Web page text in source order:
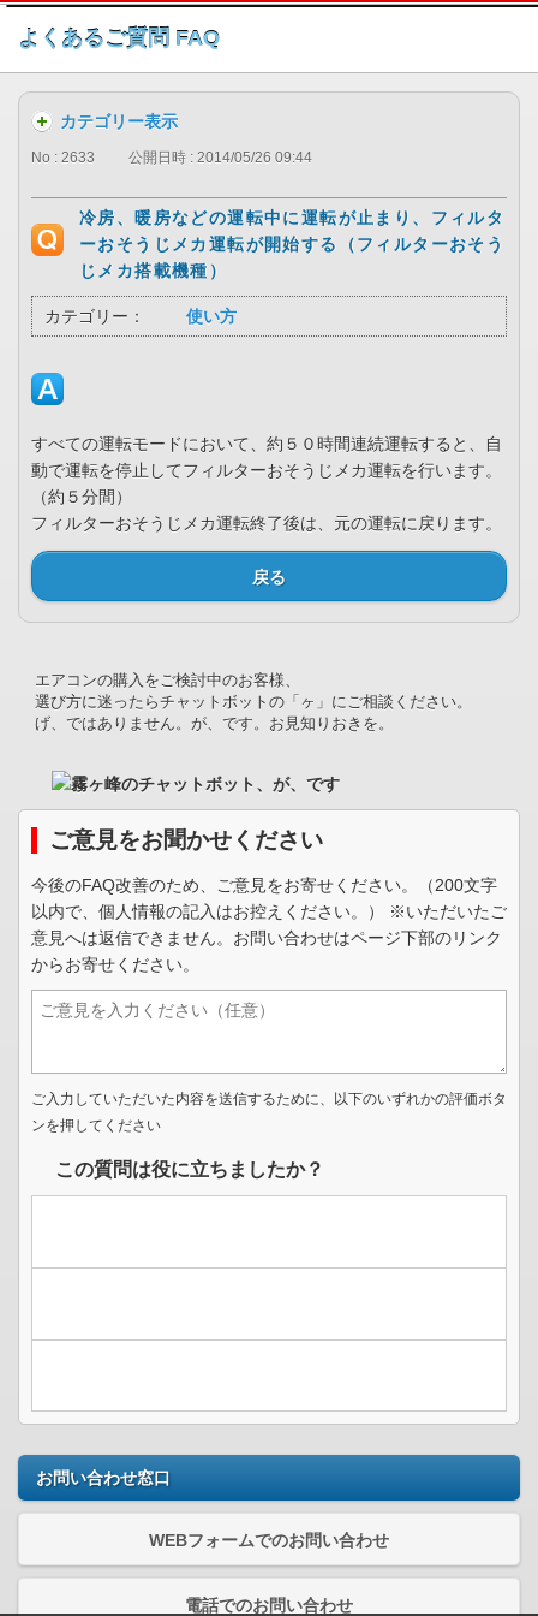
このページの本文へ
よくあるご質問 FAQ
カテゴリー表示
No : 2633 公開日時 : 2014/05/26 09:44
冷房、暖房などの運転中に運転が止まり、フィルタ
ーおそうじメカ運転が開始する（フィルターおそう
じメカ搭載機種）
カテゴリー： 使い方
すべての運転モードにおいて、約５０時間連続運転すると、自
動で運転を停止してフィルターおそうじメカ運転を行います。
（約５分間）
フィルターおそうじメカ運転終了後は、元の運転に戻ります。
戻る
エアコンの購入をご検討中のお客様、
選び方に迷ったらチャットボットの「ヶ」にご相談ください。
げ、ではありません。が、です。お見知りおきを。
ご意見をお聞かせください
今後のFAQ改善のため、ご意見をお寄せください。（200文字
以内で、個人情報の記入はお控えください。） ※いただいたご
意見へは返信できません。お問い合わせはページ下部のリンク
からお寄せください。
ご入力していただいた内容を送信するために、以下のいずれかの評価ボタ
ンを押してください
この質問は役に立ちましたか？
お問い合わせ窓口
WEBフォームでのお問い合わせ
電話でのお問い合わせ